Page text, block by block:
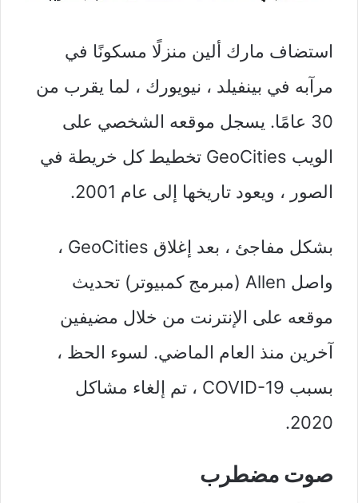
استضاف مارك ألين منزلًا مسكونًا في
مرآبه في بينفيلد ، نيويورك ، لما يقرب من
30 عامًا. يسجل موقعه الشخصي على
الويب GeoCities تخطيط كل خريطة في
الصور ، ويعود تاريخها إلى عام 2001.
بشكل مفاجئ ، بعد إغلاق GeoCities ،
واصل Allen (مبرمج كمبيوتر) تحديث
موقعه على الإنترنت من خلال مضيفين
آخرين منذ العام الماضي. لسوء الحظ ،
بسبب COVID-19 ، تم إلغاء مشاكل
2020.
صوت مضطرب